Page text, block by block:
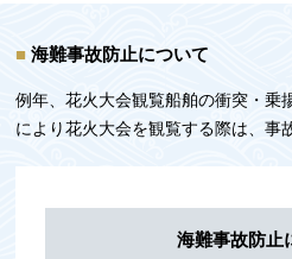
海難事故防止について
例年、花火大会観覧船舶の衝突・乗
により花火大会を観覧する際は、事
海難事故防止